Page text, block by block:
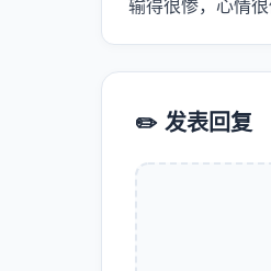
输得很惨，心情
✏️ 发表回复